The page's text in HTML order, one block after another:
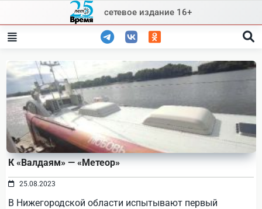
content
сетевое издание 16+
К «Валдаям» — «Метеор»
25.08.2023
В Нижегородской области испытывают первый